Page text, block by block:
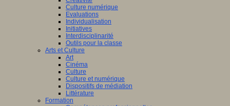
Culture numérique
Evaluations
Individualisation
Initiatives
Interdisciplinarité
Outils pour la classe
Arts et Culture
Art
Cinéma
Culture
Culture et numérique
Dispositifs de médiation
Littérature
Formation